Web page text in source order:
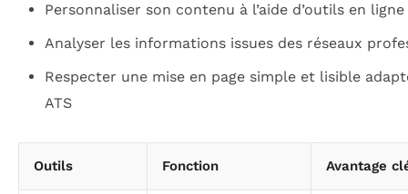
Personnaliser son contenu à l’aide d’outils en ligne
Analyser les informations issues des réseaux
Respecter une mise en page simple et lisible
ATS
Outils Fonction Avantage